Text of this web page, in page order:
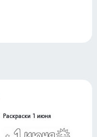
Раскраски 1 июня